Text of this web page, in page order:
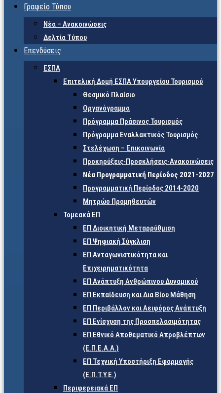
Γραφείο Τύπου
Νέα – Ανακοινώσεις
Δελτία Τύπου
Επενδύσεις
ΕΣΠΑ
Επιτελική Δομή ΕΣΠΑ Υπουργείου Τουρισμού
Θεσμικό Πλαίσιο
Οργανόγραμμα
Πρόγραμμα Πράσινος Τουρισμός
Πρόγραμμα Εναλλακτικός Τουρισμός
Στελέχωση – Επικοινωνία
Προκηρύξεις-Προσκλήσεις-Ανακοινώσεις
Νέα Προγραμματική Περίοδος 2021-2027
Προγραμματική Περίοδος 2014-2020
Μητρώο Προμηθευτών
Τομεακά ΕΠ
ΕΠ Διοικητική Μεταρρύθμιση
ΕΠ Ψηφιακή Σύγκλιση
ΕΠ Ανταγωνιστικότητα και
Επιχειρηματικότητα
ΕΠ Ανάπτυξη Ανθρώπινου Δυναμικού
ΕΠ Εκπαίδευση και Δια Βίου Μάθηση
ΕΠ Περιβάλλον και Αειφόρος Ανάπτυξη
ΕΠ Ενίσχυση της Προσπελασιμότητας
ΕΠ Εθνικό Αποθεματικό Απροβλέπτων
(Ε.Π.Ε.Α.Α.)
ΕΠ Τεχνική Υποστήριξη Εφαρμογής
(Ε.Π.Τ.Υ.Ε.)
Περιφερειακά ΕΠ